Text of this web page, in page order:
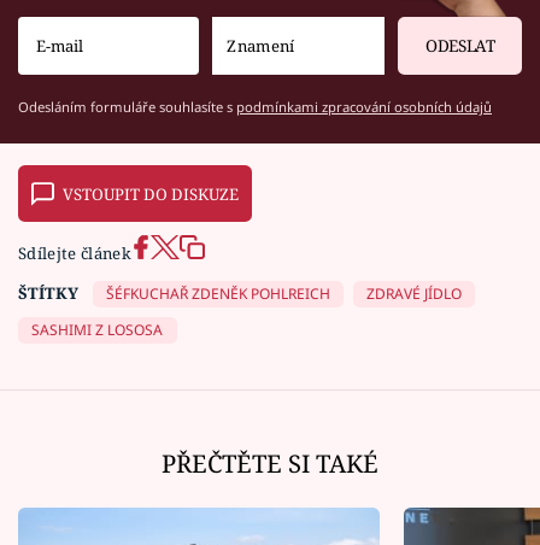
ODESLAT
Odesláním formuláře souhlasíte s podmínkami zpracování osobních údajů
VSTOUPIT DO DISKUZE
Sdílejte článek
ŠTÍTKY
ŠÉFKUCHAŘ ZDENĚK POHLREICH
ZDRAVÉ JÍDLO
SASHIMI Z LOSOSA
PŘEČTĚTE SI TAKÉ